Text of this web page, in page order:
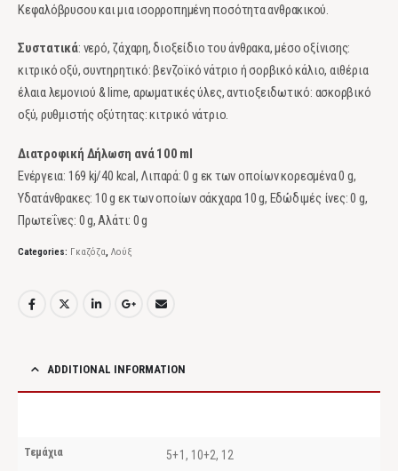
Κεφαλόβρυσου και μια ισορροπημένη ποσότητα ανθρακικού.
Συστατικά: νερό, ζάχαρη, διοξείδιο του άνθρακα, μέσο οξίνισης:
κιτρικό οξύ, συντηρητικό: βενζοϊκό νάτριο ή σορβικό κάλιο, αιθέρια
έλαια λεμονιού & lime, αρωματικές ύλες, αντιοξειδωτικό: ασκορβικό
οξύ, ρυθμιστής οξύτητας: κιτρικό νάτριο.
Διατροφική Δήλωση ανά 100 ml
Ενέργεια: 169 kj/40 kcal, Λιπαρά: 0 g εκ των οποίων κορεσμένα 0 g,
Υδατάνθρακες: 10 g εκ των οποίων σάκχαρα 10 g, Εδώδιμές ίνες: 0 g,
Πρωτεΐνες: 0 g, Αλάτι: 0 g
Categories: Γκαζόζα, Λούξ
ADDITIONAL INFORMATION
Τεμάχια 5+1, 10+2, 12